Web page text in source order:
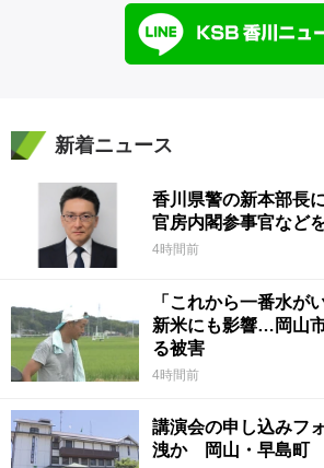
新着ニュース
香川県警の新本部長
官房内閣参事官など
4時間前
「これから一番水
新米にも影響…岡山
る被害
4時間前
講演会の申し込みフ
洩か 岡山・早島町